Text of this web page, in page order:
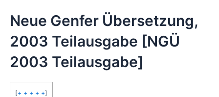
Neue Genfer Übersetzung,
2003 Teilausgabe [NGÜ
2003 Teilausgabe]
[+ + + + +]